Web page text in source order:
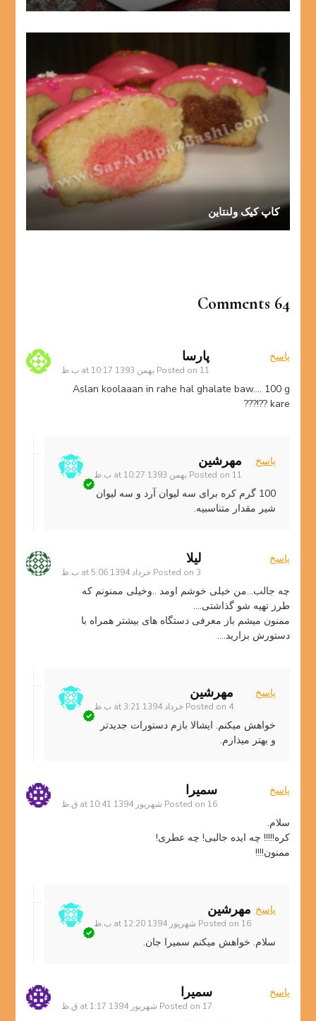
کاپ کیک ولنتاین
64 Comments
پارسا
Posted on 11 بهمن 1393 at 10:17 ب.ظ
پاسخ
Aslan koolaaan in rahe hal ghalate baw…. 100 g
kare ??!???
مهرشین
Posted on 11 بهمن 1393 at 10:27 ب.ظ
پاسخ
100 گرم کره برای سه لیوان آرد و سه لیوان
شیر مقدار متناسبیه.
لیلا
Posted on 3 خرداد 1394 at 5:06 ب.ظ
پاسخ
چه جالب…من خیلی خوشم اومد ..وخیلی ممنونم که
طرز تهیه شو گذاشتی….
ممنون میشم باز معرفی دستگاه های بیشتر همراه با
دستورش بزارید….
مهرشین
Posted on 4 خرداد 1394 at 3:21 ب.ظ
پاسخ
خواهش میکنم. ایشالا بازم دستورات جدیدتر
و بهتر میذارم.
سمیرا
Posted on 16 شهریور 1394 at 10:41 ق.ظ
پاسخ
سلام.
کره!!!!! چه ایده جالبی! چه عطری!
ممنون!!!!
مهرشین
Posted on 16 شهریور 1394 at 12:20 ب.ظ
پاسخ
سلام. خواهش میکنم سمیرا جان.
سمیرا
Posted on 17 شهریور 1394 at 1:17 ق.ظ
پاسخ